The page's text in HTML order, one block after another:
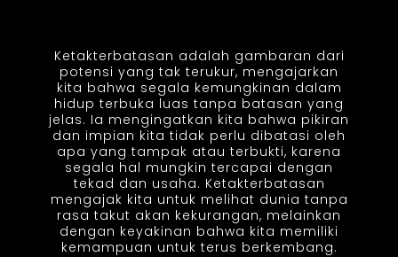
Ketakterbatasan adalah gambaran dari
potensi yang tak terukur, mengajarkan
kita bahwa segala kemungkinan dalam
hidup terbuka luas tanpa batasan yang
jelas. Ia mengingatkan kita bahwa pikiran
dan impian kita tidak perlu dibatasi oleh
apa yang tampak atau terbukti, karena
segala hal mungkin tercapai dengan
tekad dan usaha. Ketakterbatasan
mengajak kita untuk melihat dunia tanpa
rasa takut akan kekurangan, melainkan
dengan keyakinan bahwa kita memiliki
kemampuan untuk terus berkembang.